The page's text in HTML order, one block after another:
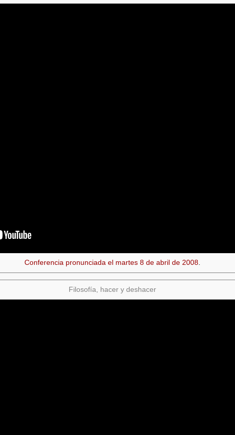
Conferencia pronunciada el martes 8 de abril de 2008
Filosofía, hacer y deshacer